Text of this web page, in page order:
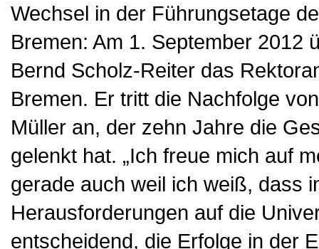
Wechsel in der Führungsetage
Bremen: Am 1. September 2012
Bernd Scholz-Reiter das
Bremen. Er tritt die Nachfolge
Müller an, der zehn Jahre die
gelenkt hat. „Ich freue mich auf
gerade auch weil ich weiß, dass
Herausforderungen auf die
entscheidend, die Erfolge in der